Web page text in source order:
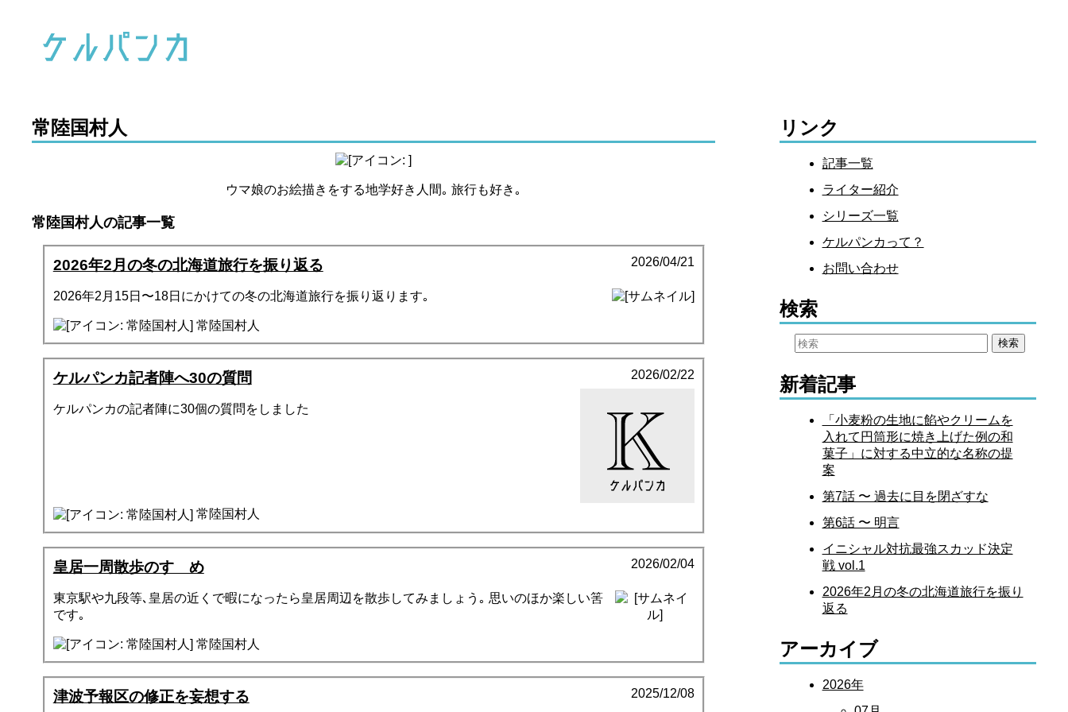
常陸国村人
ウマ娘のお絵描きをする地学好き人間｡ 旅行も好き｡
常陸国村人の記事一覧
2026年2月の冬の北海道旅行を振り返る 2026/04/21
2026年2月15日〜18日にかけての冬の北海道旅行を振り返ります｡
常陸国村人
ケルパンカ記者陣へ30の質問 2026/02/22
ケルパンカの記者陣に30個の質問をしました
常陸国村人
皇居一周散歩のすゝめ 2026/02/04
東京駅や九段等､皇居の近くで暇になったら皇居周辺を散歩してみましょう｡ 思いのほか楽しい筈
です｡
常陸国村人
津波予報区の修正を妄想する 2025/12/08
リンク
記事一覧
ライター紹介
シリーズ一覧
ケルパンカって？
お問い合わせ
検索
新着記事
「小麦粉の生地に餡やクリームを
入れて円筒形に焼き上げた例の和
菓子」に対する中立的な名称の提
案
第7話 〜 過去に目を閉ざすな
第6話 〜 明言
イニシャル対抗最強スカッド決定
戦 vol.1
2026年2月の冬の北海道旅行を振り
返る
アーカイブ
2026年